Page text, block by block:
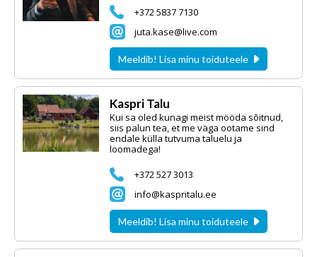
+372 5837 7130
juta.kase@live.com
Meeldib! Lisa minu toiduteele
Kaspri Talu
Kui sa oled kunagi meist mööda sõitnud,
siis palun tea, et me väga ootame sind
endale külla tutvuma taluelu ja
loomadega!
+372 527 3013
info@kaspritalu.ee
Meeldib! Lisa minu toiduteele